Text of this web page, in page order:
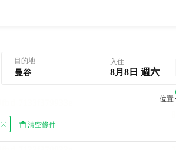
目的地 入住
8月8日 週六
位置
清空條件